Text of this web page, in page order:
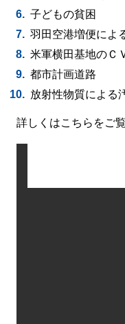
子どもの貧困
羽田空港増便によ
米軍横田基地のＣ
都市計画道路
放射性物質による
詳しくはこちらをご